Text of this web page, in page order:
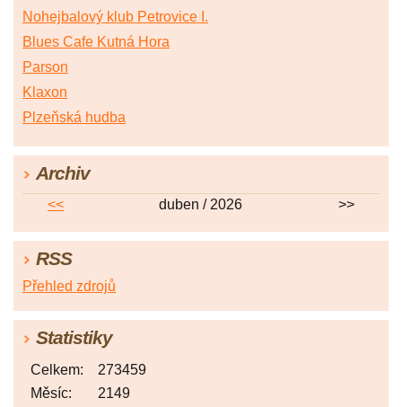
Nohejbalový klub Petrovice I.
Blues Cafe Kutná Hora
Parson
Klaxon
Plzeňská hudba
Archiv
<< duben / 2026 >>
RSS
Přehled zdrojů
Statistiky
Celkem:
273459
Měsíc:
2149